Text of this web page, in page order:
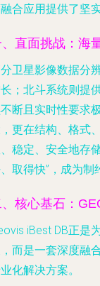
合应用提供了坚
直面挑战：海
卫星影像数据分
；北斗系统则提
断且实时性要求
更在结构、格式
稳定、安全地存
取得快”，成为制
核心基石：
iBest DB正是
而是一套深度融
化解决方案。